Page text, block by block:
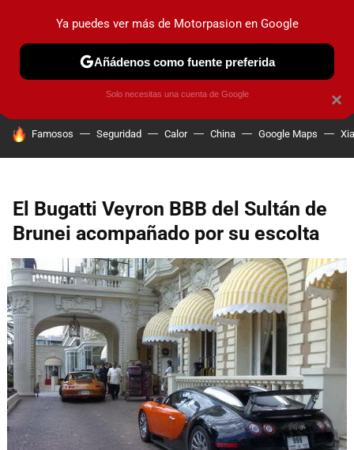
PRUEBAS COCHES ELÉCTRICOS OBSERVATORIO
HOY SE HABLA DE
Famosos Seguridad Calor China Google Maps
El Bugatti Veyron BBB del Sultán de
Brunei acompañado por su escolta
×
Ya puedes ver más de Motorpasion en Google
Añádenos como fuente preferida
Solo necesitas una cuenta de Google